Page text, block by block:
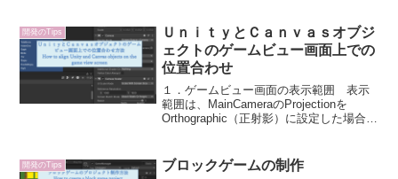
とWebGLの描画AP...
開発のTips
ＵｎｉｔｙとＣａｎｖａｓオブジ
ェクトのゲームビュー画面上での
位置合わせ
１．ゲームビュー画面の表示範囲 表示
範囲は、MainCameraのProjectionを
Orthographic（正射影）に設定した場合、
からSiz...
開発のTips ブロックゲームの制作